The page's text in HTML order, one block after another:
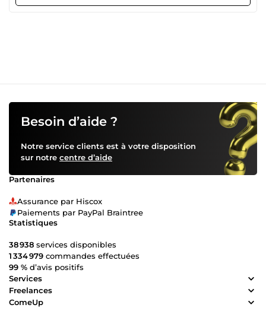
Besoin d’aide ?
Notre service clients est à votre disposition
sur notre centre d’aide
Partenaires
Assurance par Hiscox
Paiements par PayPal Braintree
Statistiques
38 938 services disponibles
1 334 979 commandes effectuées
99 % d’avis positifs
Services
Freelances
ComeUp